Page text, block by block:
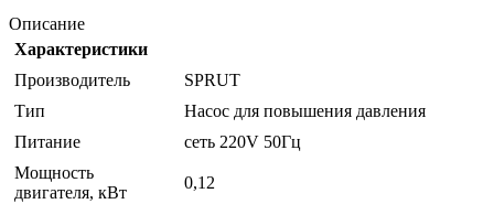
Описание
Характеристики
Производитель
SPRUT
Тип
Насос для повышения давления
Питание
сеть 220V 50Гц
Мощность
двигателя, кВт
0,12